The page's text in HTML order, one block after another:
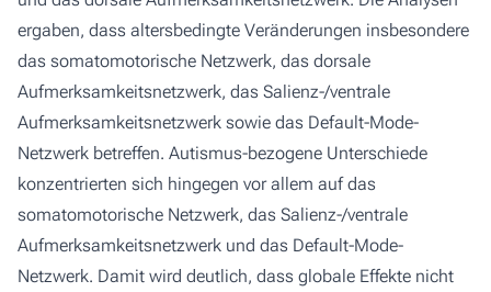
ergaben, dass altersbedingte Veränderungen insbesondere
das somatomotorische Netzwerk, das dorsale
Aufmerksamkeitsnetzwerk, das Salienz-/ventrale
Aufmerksamkeitsnetzwerk sowie das Default-Mode-
Netzwerk betreffen. Autismus-bezogene Unterschiede
konzentrierten sich hingegen vor allem auf das
somatomotorische Netzwerk, das Salienz-/ventrale
Aufmerksamkeitsnetzwerk und das Default-Mode-
Netzwerk. Damit wird deutlich, dass globale Effekte nicht